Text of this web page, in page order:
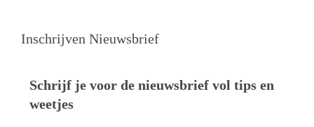
Inschrijven Nieuwsbrief
Schrijf je voor de nieuwsbrief vol tips en
weetjes